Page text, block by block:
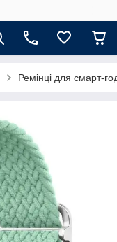
Ремінці для смарт-